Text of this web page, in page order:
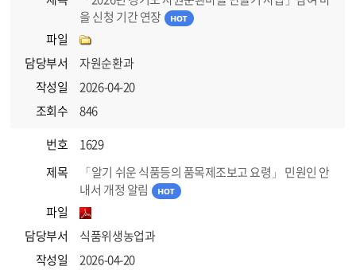
을 신청 기간 연장
파일
담당부서
자원순환과
작성일
2026-04-20
조회수
846
번호
1629
제목
「알기 쉬운 식품등의 품목제조보고 요령」 민원인 안
내서 개정 알림
파일
담당부서
식품위생농업과
작성일
2026-04-20